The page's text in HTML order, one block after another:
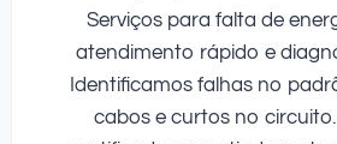
Serviços para falta de
atendimento rápido e
Identificamos falhas no
cabos e curtos no circuito.